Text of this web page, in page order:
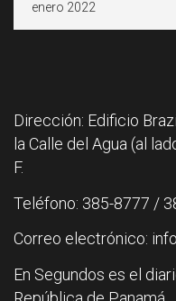
Dirección: Edificio
la Calle del Agua (al
F.
Teléfono: 385-8777 /
Correo electrónico:
En Segundos es el